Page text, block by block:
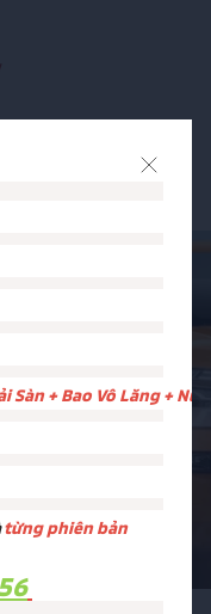
Sàn + Bao Vô Lăng +
từng phiên bản